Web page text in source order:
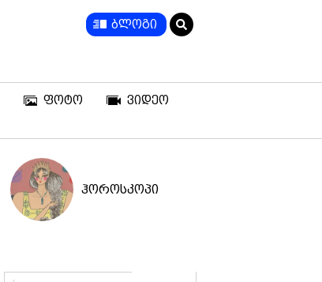
ბლოგი
ფოტო ვიდეო
ჰოროსკოპი